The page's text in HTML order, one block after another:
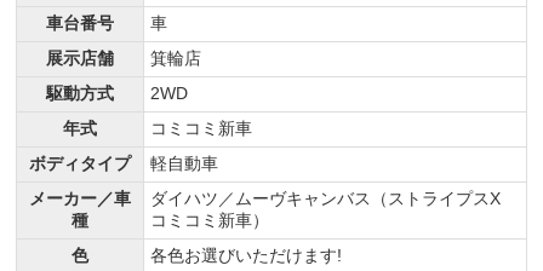
車台番号
車
展示店舗
箕輪店
駆動方式
2WD
年式
コミコミ新車
ボディタイプ
軽自動車
メーカー／車
種
ダイハツ／ムーヴキャンバス（ストライプスX
コミコミ新車）
色
各色お選びいただけます!